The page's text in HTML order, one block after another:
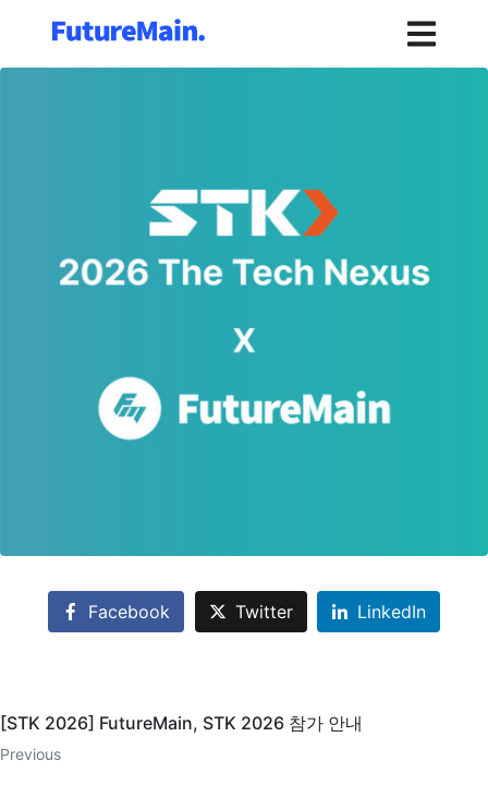
Facebook Twitter LinkedIn
[STK 2026] FutureMain, STK 2026 참가 안내
Previous